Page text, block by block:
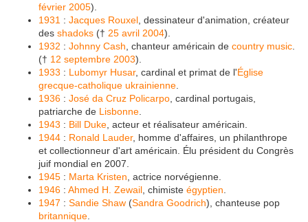
février 2005).
1931 : Jacques Rouxel , dessinateur d'animation, créateur
des shadoks († 25 avril 2004).
1932 : Johnny Cash , chanteur américain de country music
(† 12 septembre 2003).
1933 : Lubomyr Husar, cardinal et primat de l'Église
grecque-catholique ukrainienne
1936 : José da Cruz Policarpo , cardinal portugais,
patriarche de Lisbonne
1943 : Bill Duke , acteur et réalisateur américain.
1944 : Ronald Lauder, homme d'affaires, un philanthrope
et collectionneur d'art américain. Élu président du Congrès
juif mondial en 2007.
1945 : Marta Kristen , actrice norvégienne.
1946 : Ahmed H. Zewail , chimiste égyptien
1947 : Sandie Shaw (Sandra Goodrich), chanteuse pop
britannique